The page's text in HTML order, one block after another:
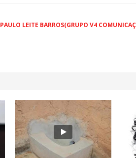
PAULO LEITE BARROS(GRUPO V4